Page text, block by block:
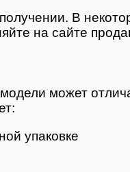
В
на сайте
может
упаковке